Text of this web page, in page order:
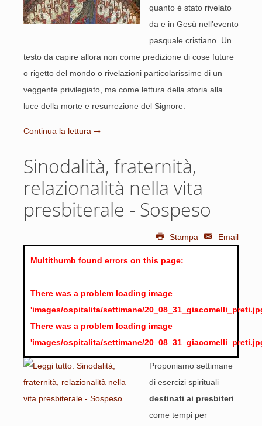
quanto è stato rivelato
da e in Gesù nell’evento
pasquale cristiano. Un
testo da capire allora non come predizione di cose future
o rigetto del mondo o rivelazioni particolarissime di un
veggente privilegiato, ma come lettura della storia alla
luce della morte e resurrezione del Signore.
Continua la lettura
Sinodalità, fraternità,
relazionalità nella vita
presbiterale - Sospeso
Stampa Email
Multithumb found errors on this page:
There was a problem loading image
'images/ospitalita/settimane/
There was a problem loading image
'images/ospitalita/settimane/
Proponiamo settimane
di esercizi spirituali
destinati ai presbiteri
come tempi per